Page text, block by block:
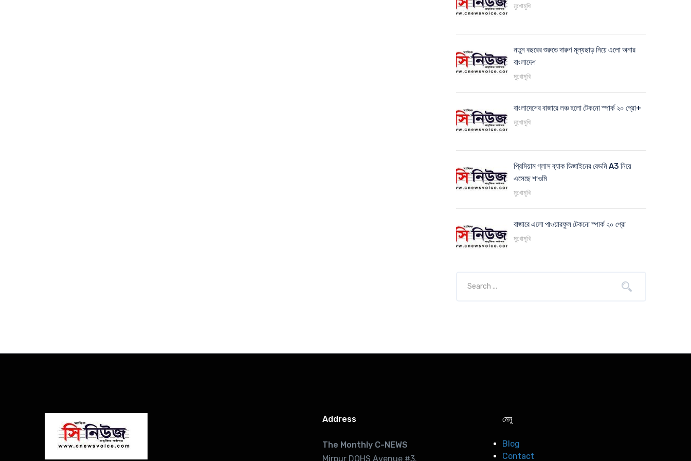
মুখোমুখি
নতুন বছরের শুরুতে দারুণ মূল্যছাড় নিয়ে এলো অনার
বাংলাদেশ
মুখোমুখি
বাংলাদেশের বাজারে লঞ্চ হলো টেকনো স্পার্ক ২০ প্রো+
মুখোমুখি
প্রিমিয়াম গ্লাস ব্যাক ডিজাইনের রেডমি A3 নিয়ে
এসেছে শাওমি
মুখোমুখি
বাজারে এলো পাওয়ারফুল টেকনো স্পার্ক ২০ প্রো
মুখোমুখি
Address
The Monthly C-NEWS
Mirpur DOHS Avenue #3.
মেনু
Blog
Contact